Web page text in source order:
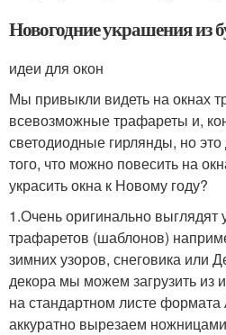
Новогодние украшения из
идеи для окон
Мы привыкли видеть на окнах
всевозможные трафареты и,
светодиодные гирлянды, но
того, что можно повесить на
украсить окна к Новому году?
1.Очень оригинально
трафаретов (шаблонов)
зимних узоров, снеговика или
декора мы можем загрузить из
на стандартном листе
аккуратно вырезаем